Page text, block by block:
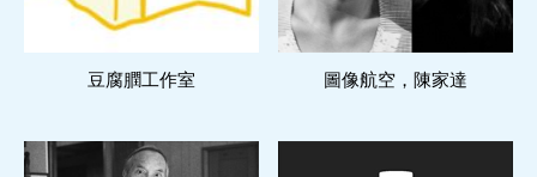
豆腐膶工作室 圖像航空，陳家達